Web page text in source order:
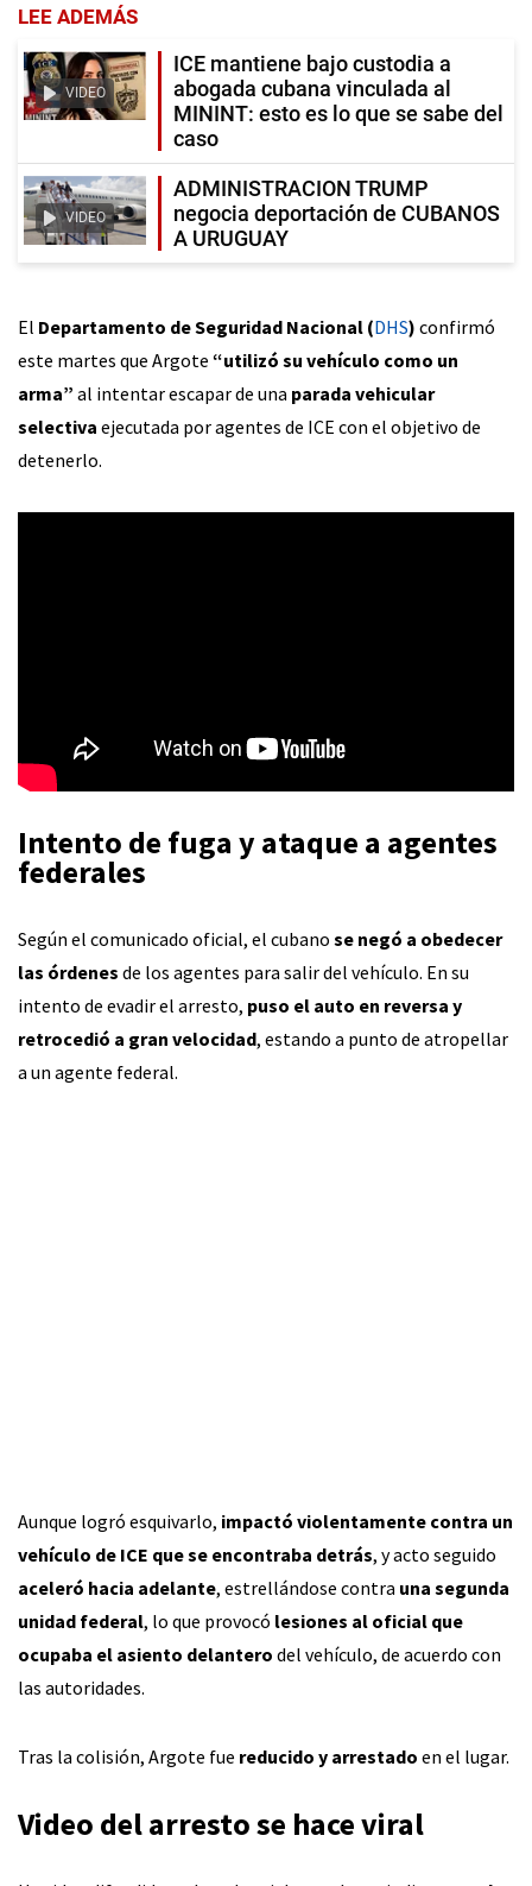
LEE ADEMÁS
VIDEO
ICE mantiene bajo custodia a
abogada cubana vinculada al
MININT: esto es lo que se sabe del
caso
VIDEO
ADMINISTRACION TRUMP
negocia deportación de CUBANOS
A URUGUAY
El Departamento de Seguridad Nacional (DHS) confirmó
este martes que Argote “utilizó su vehículo como un
arma” al intentar escapar de una parada vehicular
selectiva ejecutada por agentes de ICE con el objetivo de
detenerlo.
Intento de fuga y ataque a agentes
federales
Según el comunicado oficial, el cubano se negó a obedecer
las órdenes de los agentes para salir del vehículo. En su
intento de evadir el arresto, puso el auto en reversa y
retrocedió a gran velocidad, estando a punto de atropellar
a un agente federal.
Aunque logró esquivarlo, impactó violentamente contra un
vehículo de ICE que se encontraba detrás, y acto seguido
aceleró hacia adelante, estrellándose contra una segunda
unidad federal, lo que provocó lesiones al oficial que
ocupaba el asiento delantero del vehículo, de acuerdo con
las autoridades.
Tras la colisión, Argote fue reducido y arrestado en el lugar.
Video del arresto se hace viral